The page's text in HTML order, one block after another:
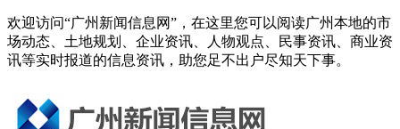
欢迎访问“广州新闻信息网”，在这里您可以阅读广州本地的市
场动态、土地规划、企业资讯、人物观点、民事资讯、商业资
讯等实时报道的信息资讯，助您足不出户尽知天下事。